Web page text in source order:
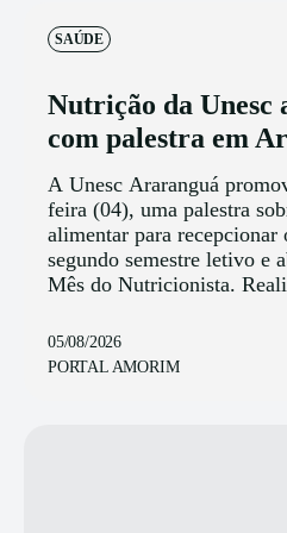
SAÚDE
Nutrição da Unesc
com palestra em
A Unesc Araranguá
feira (04), uma palestra
alimentar para recepcionar
segundo semestre letivo e
Mês do Nutricionista.
05/08/2026
PORTAL AMORIM